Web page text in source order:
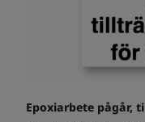
Epoxiarbete pågår,